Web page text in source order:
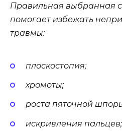
Правильная выбранная
помогает избежать
травмы:
плоскостопия;
хромоты;
роста пяточной
искривления пальцев;